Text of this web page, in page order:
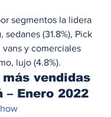
segmentos la lidera
sedanes (31.8%), Pick
vans y comerciales
lujo (4.8%).
vendidas
– Enero 2022